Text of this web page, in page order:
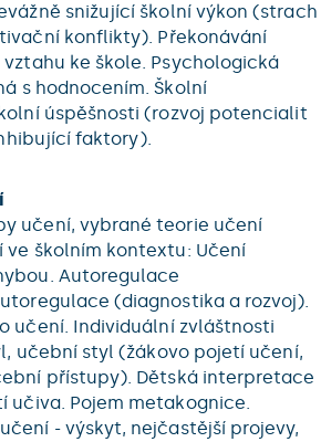
snižující školní výkon (strach
konflikty). Překonávání
ke škole. Psychologická
s hodnocením. Školní
úspěšnosti (rozvoj potencialit
faktory).
učení, vybrané teorie učení
ve školním kontextu: Učení
Autoregulace
(diagnostika a rozvoj).
učení. Individuální zvláštnosti
učební styl (žákovo pojetí učení,
přístupy). Dětská interpretace
učiva. Pojem metakognice.
- výskyt, nejčastější projevy,